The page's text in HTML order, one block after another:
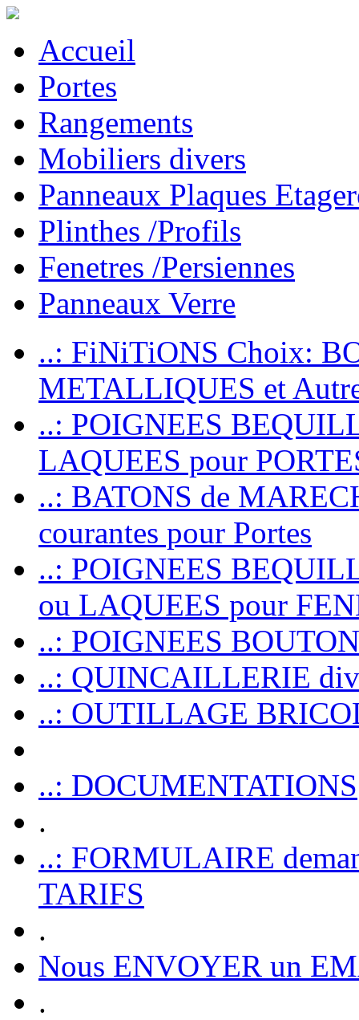
Accueil
Portes
Rangements
Mobiliers divers
Panneaux Plaques
Plinthes /Profils
Fenetres /Persiennes
Panneaux Verre
..: FiNiTiONS Choix:
METALLIQUES et
..: POIGNEES
LAQUEES pour
..: BATONS de
courantes pour Portes
..: POIGNEES
ou LAQUEES pour
..: POIGNEES
..: QUINCAILLERIE
..: OUTILLAGE
..: DOCUMENTATIONS
.
..: FORMULAIRE
TARIFS
.
Nous ENVOYER un
.